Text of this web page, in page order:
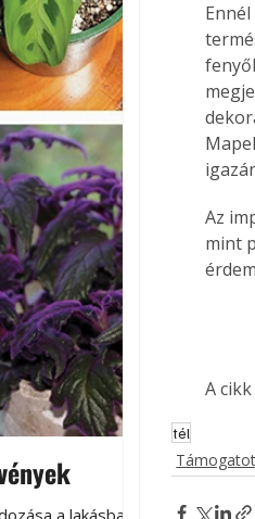
teraszon,
Az
mint
A
tél